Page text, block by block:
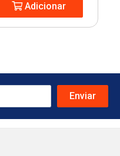
Adicionar